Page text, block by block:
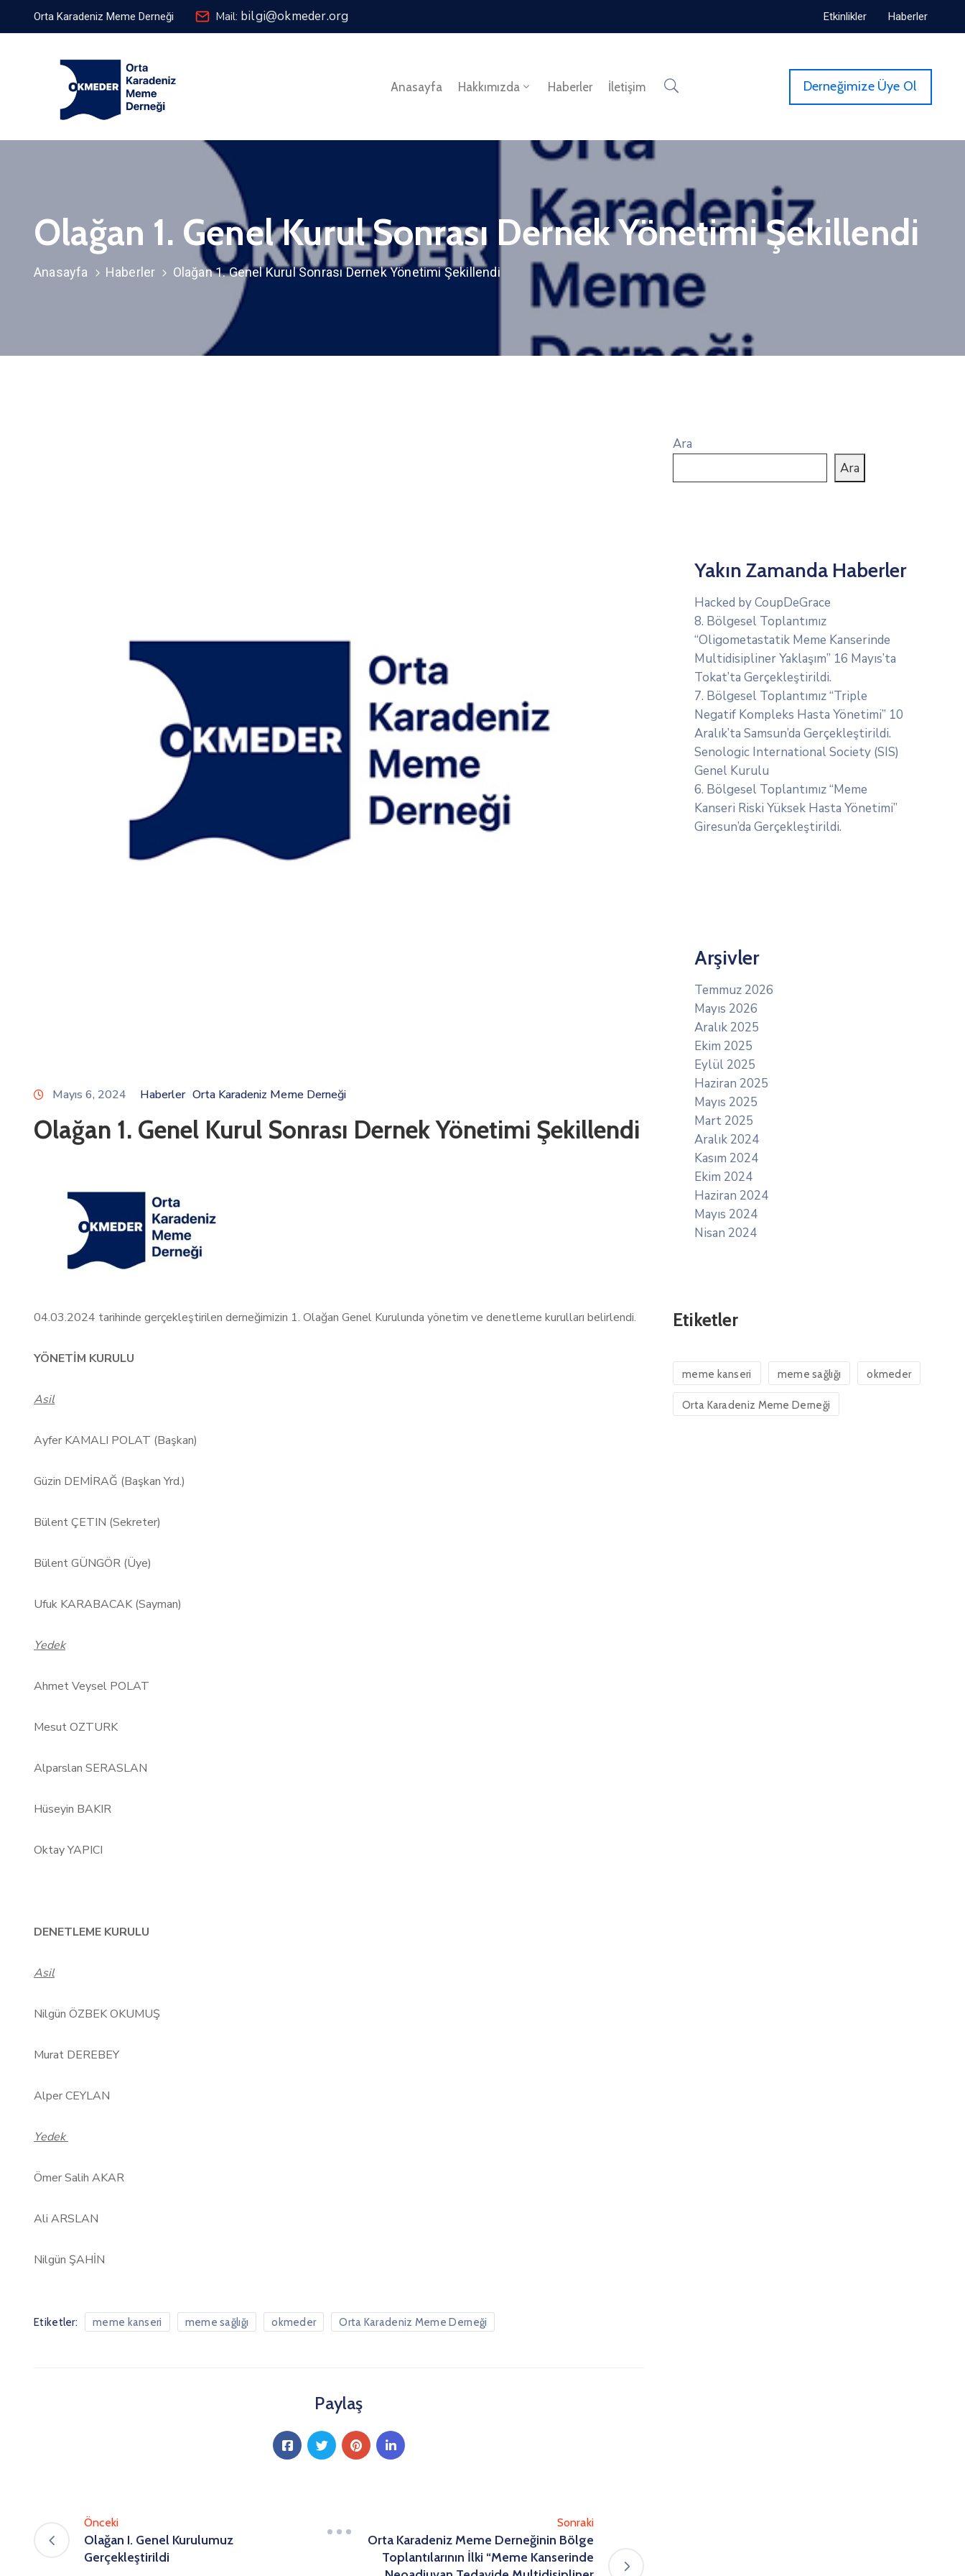
Orta Karadeniz Meme Derneği Mail: bilgi@okmeder.org Etkinlikler Haberler
Anasayfa Hakkımızda Haberler İletişim Derneğimize Üye Ol
Olağan 1. Genel Kurul Sonrası Dernek Yönetimi Şekillendi
Anasayfa Haberler Olağan 1. Genel Kurul Sonrası Dernek Yönetimi Şekillendi
Mayıs 6, 2024 Haberler Orta Karadeniz Meme Derneği
Olağan 1. Genel Kurul Sonrası Dernek Yönetimi Şekillendi
04.03.2024 tarihinde gerçekleştirilen derneğimizin 1. Olağan Genel Kurulunda yönetim ve denetleme kurulları belirlendi.
YÖNETİM KURULU
Asil
Ayfer KAMALI POLAT (Başkan)
Güzin DEMİRAĞ (Başkan Yrd.)
Bülent ÇETIN (Sekreter)
Bülent GÜNGÖR (Üye)
Ufuk KARABACAK (Sayman)
Yedek
Ahmet Veysel POLAT
Mesut OZTURK
Alparslan SERASLAN
Hüseyin BAKIR
Oktay YAPICI
DENETLEME KURULU
Asil
Nilgün ÖZBEK OKUMUŞ
Murat DEREBEY
Alper CEYLAN
Yedek
Ömer Salih AKAR
Ali ARSLAN
Nilgün ŞAHİN
Etiketler: meme kanseri meme sağlığı okmeder Orta Karadeniz Meme Derneği
Paylaş
Önceki
Olağan I. Genel Kurulumuz
Gerçekleştirildi
Sonraki
Orta Karadeniz Meme Derneğinin Bölge
Toplantılarının İlki “Meme Kanserinde
Ara
Ara
Yakın Zamanda Haberler
Hacked by CoupDeGrace
8. Bölgesel Toplantımız
“Oligometastatik Meme Kanserinde
Multidisipliner Yaklaşım” 16 Mayıs’ta
Tokat’ta Gerçekleştirildi.
7. Bölgesel Toplantımız “Triple
Negatif Kompleks Hasta Yönetimi” 10
Aralık’ta Samsun’da Gerçekleştirildi.
Senologic International Society (SIS)
Genel Kurulu
6. Bölgesel Toplantımız “Meme
Kanseri Riski Yüksek Hasta Yönetimi”
Giresun’da Gerçekleştirildi.
Arşivler
Temmuz 2026
Mayıs 2026
Aralık 2025
Ekim 2025
Eylül 2025
Haziran 2025
Mayıs 2025
Mart 2025
Aralık 2024
Kasım 2024
Ekim 2024
Haziran 2024
Mayıs 2024
Nisan 2024
Etiketler
meme kanseri meme sağlığı okmeder
Orta Karadeniz Meme Derneği